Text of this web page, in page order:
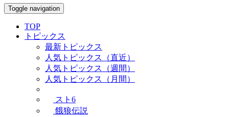
Toggle navigation
TOP
トピックス
最新トピックス
人気トピックス（直近）
人気トピックス（週間）
人気トピックス（月間）
スト6
餓狼伝説